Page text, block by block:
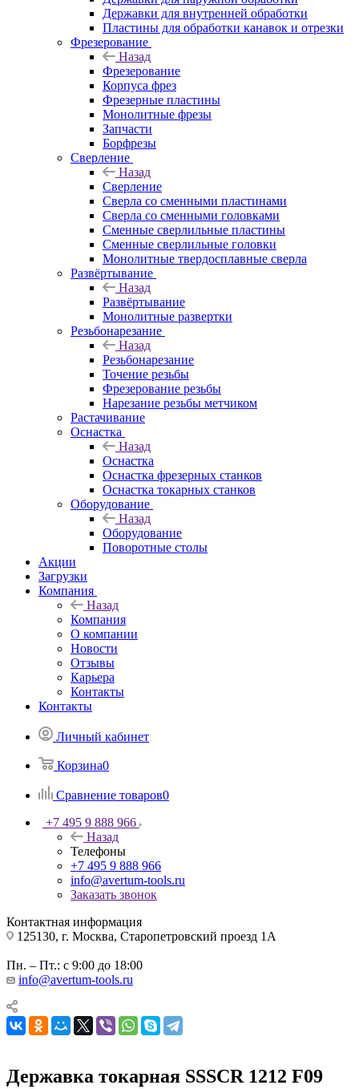
Державки для внутренней обработки
Пластины для обработки канавок и отрезки
Фрезерование
Назад
Фрезерование
Корпуса фрез
Фрезерные пластины
Монолитные фрезы
Запчасти
Борфрезы
Сверление
Назад
Сверление
Сверла со сменными пластинами
Сверла со сменными головками
Сменные сверлильные пластины
Сменные сверлильные головки
Монолитные твердосплавные сверла
Развёртывание
Назад
Развёртывание
Монолитные развертки
Резьбонарезание
Назад
Резьбонарезание
Точение резьбы
Фрезерование резьбы
Нарезание резьбы метчиком
Растачивание
Оснастка
Назад
Оснастка
Оснастка фрезерных станков
Оснастка токарных станков
Оборудование
Назад
Оборудование
Поворотные столы
Акции
Загрузки
Компания
Назад
Компания
О компании
Новости
Отзывы
Карьера
Контакты
Контакты
Личный кабинет
Корзина0
Сравнение товаров0
+7 495 9 888 966
Назад
Телефоны
+7 495 9 888 966
info@avertum-tools.ru
Заказать звонок
Контактная информация
125130, г. Москва, Старопетровский проезд 1А
Пн. – Пт.: с 9:00 до 18:00
info@avertum-tools.ru
Державка токарная SSSCR 1212 F09